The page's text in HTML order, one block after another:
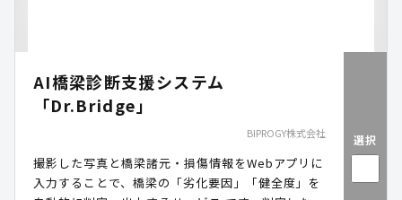
AI橋梁診断支援システム
「Dr.Bridge」
BIPROGY株式会社
撮影した写真と橋梁諸元・損傷情報をWebアプリに
入力することで、橋梁の「劣化要因」「健全度」を
選択